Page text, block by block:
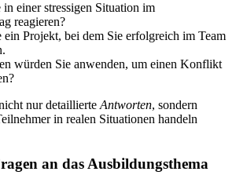
einer stressigen Situation im
reagieren?
ein Projekt, bei dem Sie erfolgreich im Team
würden Sie anwenden, um einen Konflikt
nur detaillierte Antworten, sondern
in realen Situationen handeln
an das Ausbildungsthema